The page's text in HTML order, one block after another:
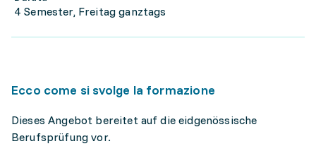
4 Semester, Freitag ganztags
Ecco come si svolge la formazione
Dieses Angebot bereitet auf die eidgenössische
Berufsprüfung vor.